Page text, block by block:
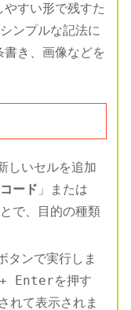
すい形で残すた
ンプルな記法に
き、画像などを
しいセルを追加
ード 」または
で、目的の種類
タンで実行しま
Enterを押す
れて表示されま